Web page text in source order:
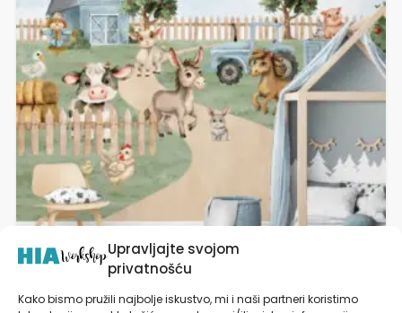
Upravljajte svojom
privatnošću
Kako bismo pružili najbolje iskustvo, mi i naši partneri koristimo
Tapete za Dječju Sobu | Blue Farm Charm®
varijanti.
Opcije
se
mogu
odabrati
na
stranici
proizvoda